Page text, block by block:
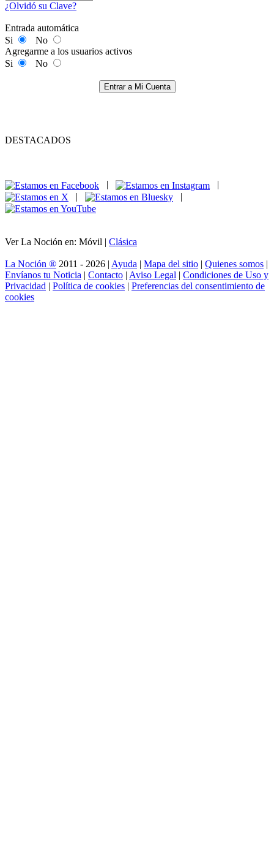
¿Olvidó su Clave?
Entrada automática
Si
No
Agregarme a los usuarios activos
Si
No
Entrar a Mi Cuenta
DESTACADOS
|
|
Ver La Noción en: Móvil | Clásica
La Noción ® 2011 - 2026 | Ayuda | Mapa del sitio | Quienes somos |
Envíanos tu Noticia | Contacto | Aviso Legal | Condiciones de Uso y
Privacidad | Política de cookies | Preferencias del consentimiento de
cookies